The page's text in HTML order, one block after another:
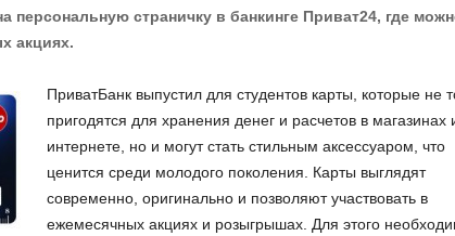
персональную страничку в банкинге Приват24, где
акциях.
ПриватБанк выпустил для студентов карты, которые не
пригодятся для хранения денег и расчетов в магазинах
интернете, но и могут стать стильным аксессуаром, что
ценится среди молодого поколения. Карты выглядят
современно, оригинально и позволяют участвовать в
ежемесячных акциях и розыгрышах. Для этого